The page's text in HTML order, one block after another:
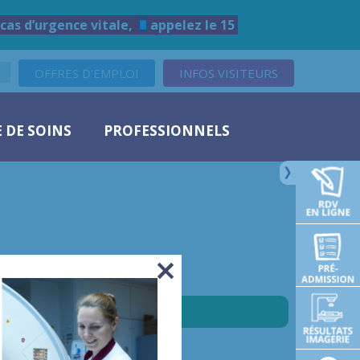
d’urgence vitale, appelez le 15
INFOS VISITEURS
OFFRES D'EMPLOI
DE SOINS PROFESSIONNELS